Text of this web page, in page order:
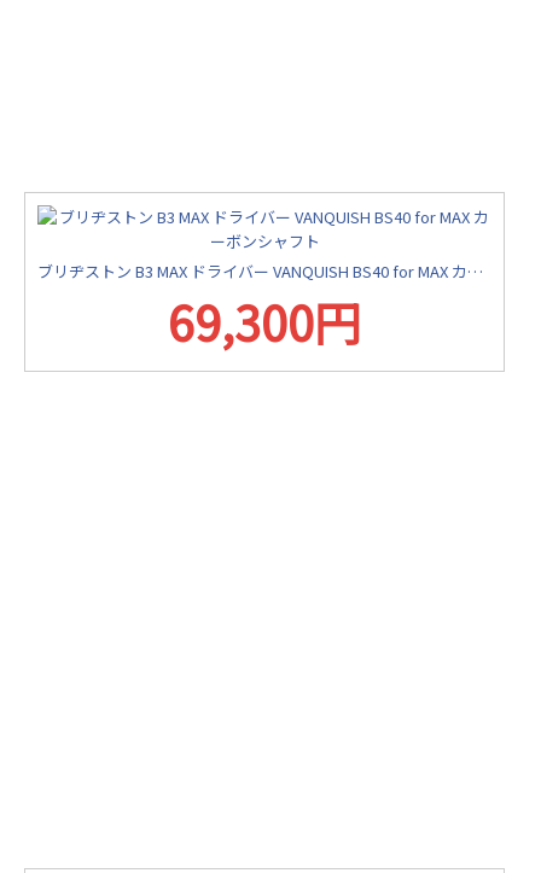
ブリヂストン B3 MAX ドライバー VANQUISH BS40 for MAX カーボンシャフト
69,300円